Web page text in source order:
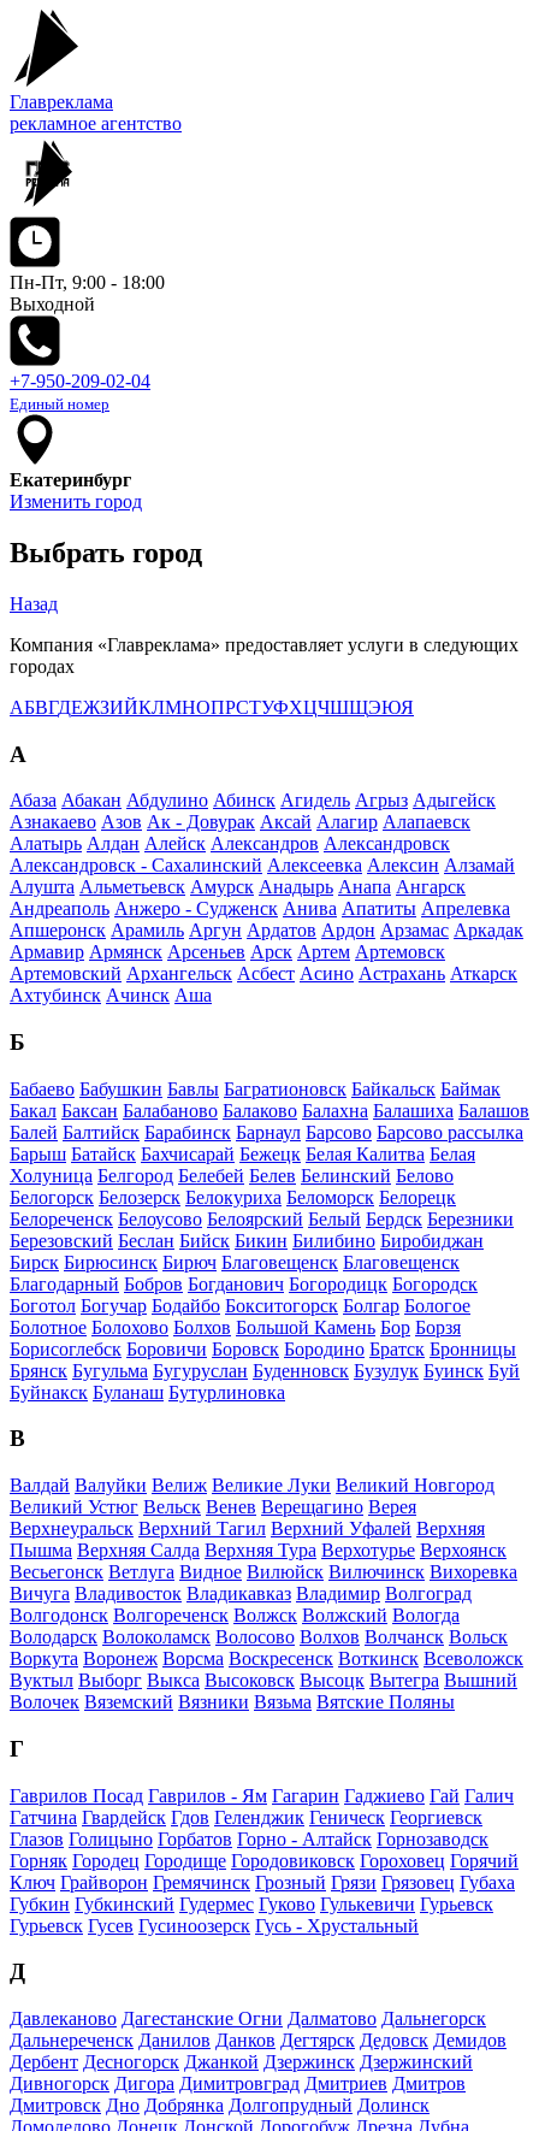
Главреклама
рекламное агентство
Пн-Пт, 9:00 - 18:00
Выходной
+7-950-209-02-04
Единый номер
Екатеринбург
Изменить город
Выбрать город
Назад
Компания «Главреклама» предоставляет услуги в следующих
городах
АБВГДЕЖЗИЙКЛМНОПРСТУФХЦЧШЩЭЮЯ
А
Абаза Абакан Абдулино Абинск Агидель Агрыз Адыгейск
Азнакаево Азов Ак - Довурак Аксай Алагир Алапаевск
Алатырь Алдан Алейск Александров Александровск
Александровск - Сахалинский Алексеевка Алексин Алзамай
Алушта Альметьевск Амурск Анадырь Анапа Ангарск
Андреаполь Анжеро - Судженск Анива Апатиты Апрелевка
Апшеронск Арамиль Аргун Ардатов Ардон Арзамас Аркадак
Армавир Армянск Арсеньев Арск Артем Артемовск
Артемовский Архангельск Асбест Асино Астрахань Аткарск
Ахтубинск Ачинск Аша
Б
Бабаево Бабушкин Бавлы Багратионовск Байкальск Баймак
Бакал Баксан Балабаново Балаково Балахна Балашиха Балашов
Балей Балтийск Барабинск Барнаул Барсово Барсово рассылка
Барыш Батайск Бахчисарай Бежецк Белая Калитва Белая
Холуница Белгород Белебей Белев Белинский Белово
Белогорск Белозерск Белокуриха Беломорск Белорецк
Белореченск Белоусово Белоярский Белый Бердск Березники
Березовский Беслан Бийск Бикин Билибино Биробиджан
Бирск Бирюсинск Бирюч Благовещенск Благовещенск
Благодарный Бобров Богданович Богородицк Богородск
Боготол Богучар Бодайбо Бокситогорск Болгар Бологое
Болотное Болохово Болхов Большой Камень Бор Борзя
Борисоглебск Боровичи Боровск Бородино Братск Бронницы
Брянск Бугульма Бугуруслан Буденновск Бузулук Буинск Буй
Буйнакск Буланаш Бутурлиновка
В
Валдай Валуйки Велиж Великие Луки Великий Новгород
Великий Устюг Вельск Венев Верещагино Верея
Верхнеуральск Верхний Тагил Верхний Уфалей Верхняя
Пышма Верхняя Салда Верхняя Тура Верхотурье Верхоянск
Весьегонск Ветлуга Видное Вилюйск Вилючинск Вихоревка
Вичуга Владивосток Владикавказ Владимир Волгоград
Волгодонск Волгореченск Волжск Волжский Вологда
Володарск Волоколамск Волосово Волхов Волчанск Вольск
Воркута Воронеж Ворсма Воскресенск Воткинск Всеволожск
Вуктыл Выборг Выкса Высоковск Высоцк Вытегра Вышний
Волочек Вяземский Вязники Вязьма Вятские Поляны
Г
Гаврилов Посад Гаврилов - Ям Гагарин Гаджиево Гай Галич
Гатчина Гвардейск Гдов Геленджик Геническ Георгиевск
Глазов Голицыно Горбатов Горно - Алтайск Горнозаводск
Горняк Городец Городище Городовиковск Гороховец Горячий
Ключ Грайворон Гремячинск Грозный Грязи Грязовец Губаха
Губкин Губкинский Гудермес Гуково Гулькевичи Гурьевск
Гурьевск Гусев Гусиноозерск Гусь - Хрустальный
Д
Давлеканово Дагестанские Огни Далматово Дальнегорск
Дальнереченск Данилов Данков Дегтярск Дедовск Демидов
Дербент Десногорск Джанкой Дзержинск Дзержинский
Дивногорск Дигора Димитровград Дмитриев Дмитров
Дмитровск Дно Добрянка Долгопрудный Долинск
Домодедово Донецк Донской Дорогобуж Дрезна Дубна